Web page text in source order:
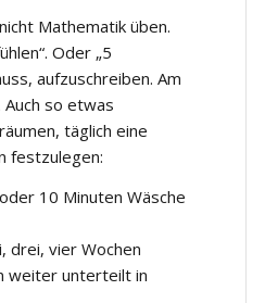
Mathematik üben.
Oder „5
aufzuschreiben. Am
so etwas
täglich eine
festzulegen:
10 Minuten Wäsche
drei, vier Wochen
weiter unterteilt in